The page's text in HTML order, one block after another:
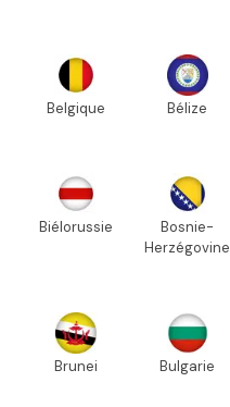
Belgique Bélize
Biélorussie
Bosnie-
Herzégovine
Brunei Bulgarie